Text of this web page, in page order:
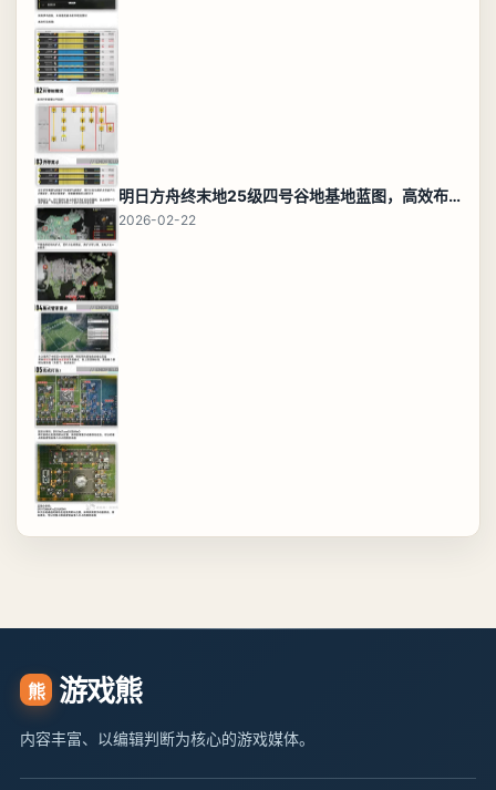
明日方舟终末地25级四号谷地基地蓝图，高效布局规划
2026-02-22
熊 游戏熊
内容丰富、以编辑判断为核心的游戏媒体。